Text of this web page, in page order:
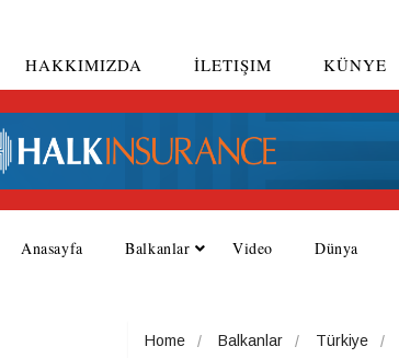
HAKKIMIZDA İLETIŞIM KÜNYE
Anasayfa Balkanlar Video Dünya
Home Balkanlar Türkiye